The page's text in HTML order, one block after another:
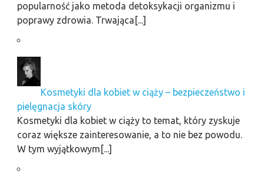
popularność jako metoda detoksykacji organizmu i
poprawy zdrowia. Trwająca[...]
Kosmetyki dla kobiet w ciąży – bezpieczeństwo i
pielęgnacja skóry
Kosmetyki dla kobiet w ciąży to temat, który zyskuje
coraz większe zainteresowanie, a to nie bez powodu.
W tym wyjątkowym[...]